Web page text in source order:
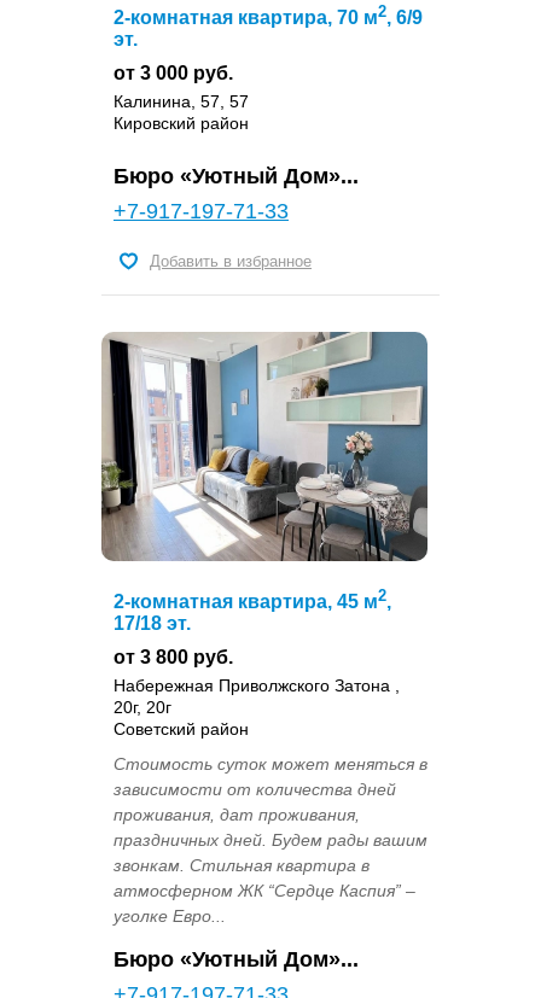
2-комнатная квартира, 70 м2, 6/9
эт.
от 3 000 руб.
Калинина, 57, 57
Кировский район
Бюро «Уютный Дом»...
+7-917-197-71-33
Добавить в избранное
2-комнатная квартира, 45 м2,
17/18 эт.
от 3 800 руб.
Набережная Приволжского Затона ,
20г, 20г
Советский район
Стоимость суток может меняться в
зависимости от количества дней
проживания, дат проживания,
праздничных дней. Будем рады вашим
звонкам. Стильная квартира в
атмосферном ЖК “Сердце Каспия” –
уголке Евро...
Бюро «Уютный Дом»...